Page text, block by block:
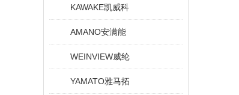
KAWAKE凯威科
AMANO安满能
WEINVIEW威纶
YAMATO雅马拓